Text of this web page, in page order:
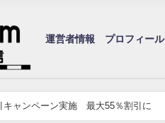
運営者情報 プロフィール
キャンペーン実施 最大55％割引に